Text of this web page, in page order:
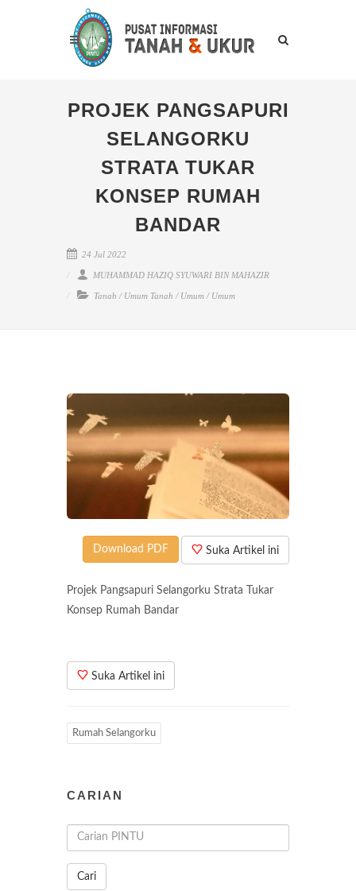
PROJEK PANGSAPURI
SELANGORKU
STRATA TUKAR
KONSEP RUMAH
BANDAR
24 Jul 2022
MUHAMMAD HAZIQ SYUWARI BIN MAHAZIR
Tanah / Umum Tanah / Umum / Umum
Suka Artikel ini
Download PDF
Projek Pangsapuri Selangorku Strata Tukar
Konsep Rumah Bandar
Suka Artikel ini
Rumah Selangorku
CARIAN
Cari